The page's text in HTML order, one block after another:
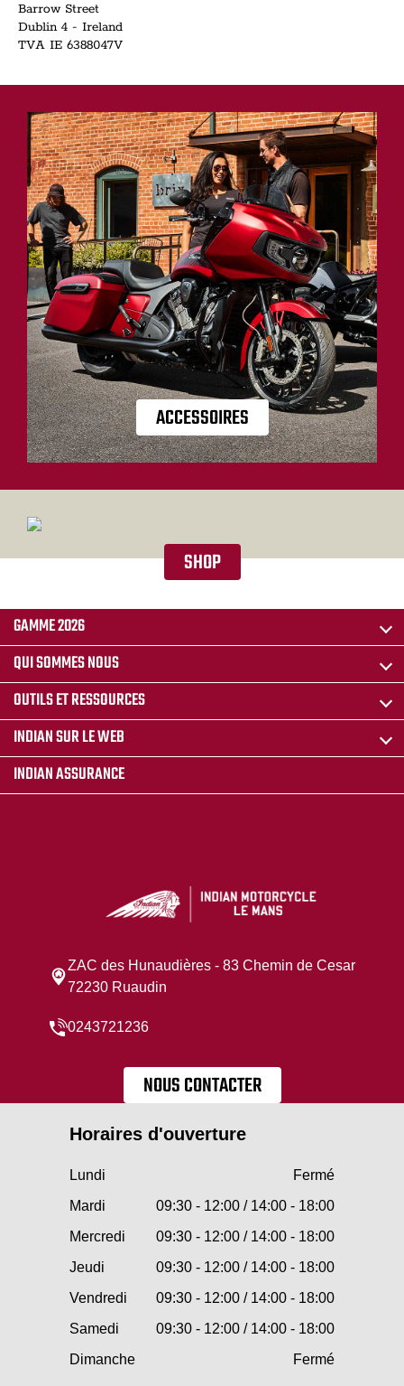
Barrow Street
Dublin 4 - Ireland
TVA IE 6388047V
ACCESSOIRES
SHOP
GAMME 2026
QUI SOMMES NOUS
OUTILS ET RESSOURCES
INDIAN SUR LE WEB
INDIAN ASSURANCE
ZAC des Hunaudières - 83 Chemin de Cesar
72230 Ruaudin
0243721236
NOUS CONTACTER
Horaires d'ouverture
Lundi
Fermé
Mardi
09:30 - 12:00 / 14:00 - 18:00
Mercredi
09:30 - 12:00 / 14:00 - 18:00
Jeudi
09:30 - 12:00 / 14:00 - 18:00
Vendredi
09:30 - 12:00 / 14:00 - 18:00
Samedi
09:30 - 12:00 / 14:00 - 18:00
Dimanche
Fermé